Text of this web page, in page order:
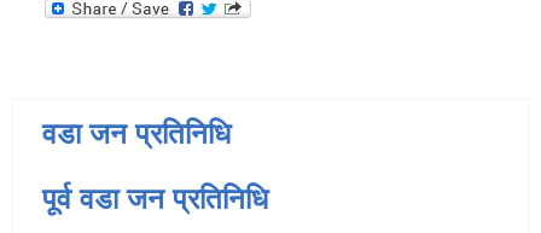
वडा जन प्रतिनिधि
पूर्व वडा जन प्रतिनिधि